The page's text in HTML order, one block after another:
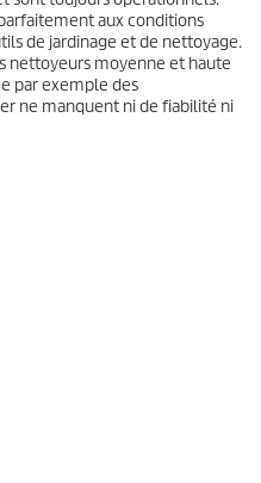
aux conditions
de jardinage et de nettoyage.
nettoyeurs moyenne et haute
par exemple des
ne manquent ni de fiabilité ni